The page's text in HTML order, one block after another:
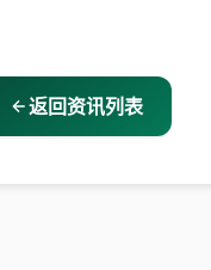
返回资讯列表